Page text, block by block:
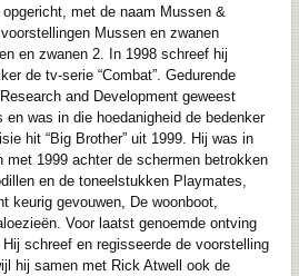
met de naam Mussen &
Mussen en zwanen
en zwanen 2. In 1998 schreef hij
de tv-serie “Combat”. Gedurende
and Development geweest
was in die hoedanigheid de bedenker
hit “Big Brother” uit 1999. Hij was in
met 1999 achter de schermen betrokken
en de toneelstukken Playmates,
keurig gevouwen, De woonboot,
Voor laatst genoemde ontving
schreef en regisseerde de voorstelling
hij samen met Rick Atwell ook de